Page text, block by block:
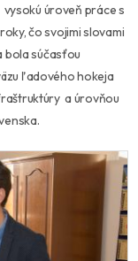
úroveň práce s
čo svojimi slovami
bola súčasťou
ľadového hokeja
a úrovňou